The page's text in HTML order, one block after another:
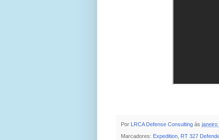
Por LRCA Defense Consulting às janeiro
Marcadores: Expedition, RT 327